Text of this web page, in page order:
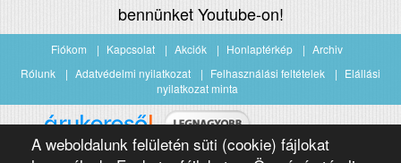
A weboldalunk felületén süti (cookie) fájlokat
bennünket Youtube-on!
Fiókom Kapcsolat Akciók Honlaptérkép
Archiv
Rólunk
Adatvédelmi nyilatkozat Felhasználási feltételek
Elállási
nyilatkozat minta